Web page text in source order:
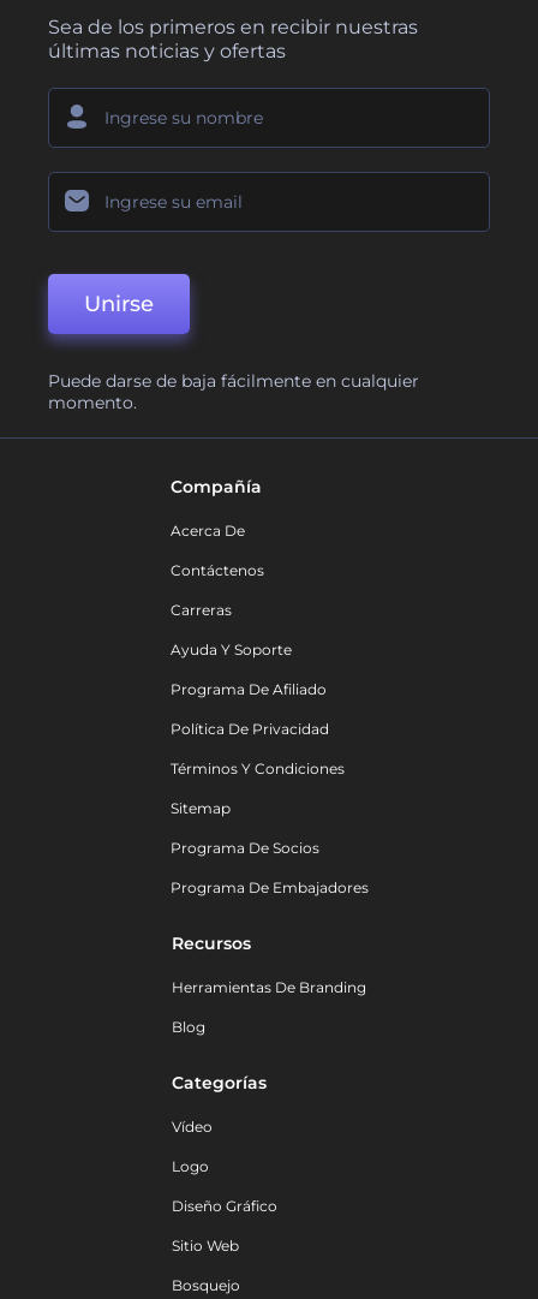
Sea de los primeros en recibir nuestras
últimas noticias y ofertas
Unirse
Puede darse de baja fácilmente en cualquier
momento.
Compañía
Acerca De
Contáctenos
Carreras
Ayuda Y Soporte
Programa De Afiliado
Política De Privacidad
Términos Y Condiciones
Sitemap
Programa De Socios
Programa De Embajadores
Recursos
Herramientas De Branding
Blog
Categorías
Vídeo
Logo
Diseño Gráfico
Sitio Web
Bosquejo